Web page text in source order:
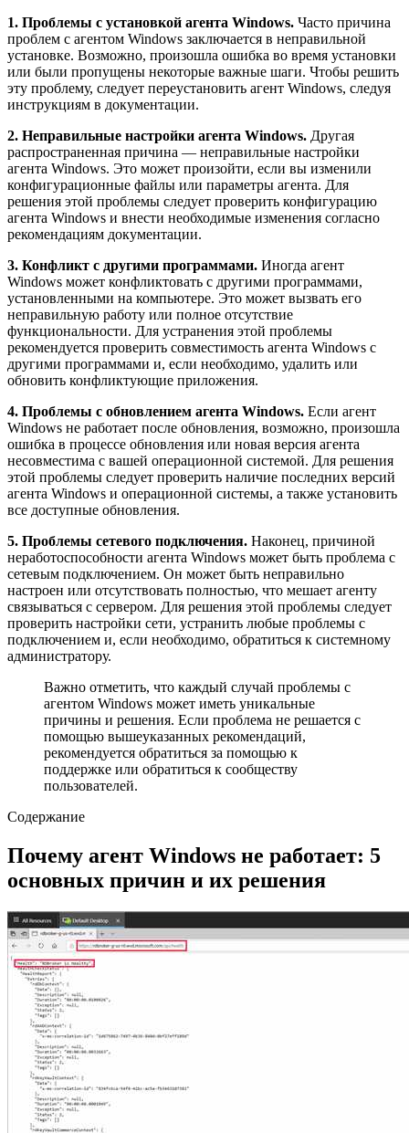
1. Проблемы с установкой агента Windows. Часто причина
проблем с агентом Windows заключается в неправильной
установке. Возможно, произошла ошибка во время установки
или были пропущены некоторые важные шаги. Чтобы решить
эту проблему, следует переустановить агент Windows, следуя
инструкциям в документации.
2. Неправильные настройки агента Windows. Другая
распространенная причина — неправильные настройки
агента Windows. Это может произойти, если вы изменили
конфигурационные файлы или параметры агента. Для
решения этой проблемы следует проверить конфигурацию
агента Windows и внести необходимые изменения согласно
рекомендациям документации.
3. Конфликт с другими программами. Иногда агент
Windows может конфликтовать с другими программами,
установленными на компьютере. Это может вызвать его
неправильную работу или полное отсутствие
функциональности. Для устранения этой проблемы
рекомендуется проверить совместимость агента Windows с
другими программами и, если необходимо, удалить или
обновить конфликтующие приложения.
4. Проблемы с обновлением агента Windows. Если агент
Windows не работает после обновления, возможно, произошла
ошибка в процессе обновления или новая версия агента
несовместима с вашей операционной системой. Для решения
этой проблемы следует проверить наличие последних версий
агента Windows и операционной системы, а также установить
все доступные обновления.
5. Проблемы сетевого подключения. Наконец, причиной
неработоспособности агента Windows может быть проблема с
сетевым подключением. Он может быть неправильно
настроен или отсутствовать полностью, что мешает агенту
связываться с сервером. Для решения этой проблемы следует
проверить настройки сети, устранить любые проблемы с
подключением и, если необходимо, обратиться к системному
администратору.
Важно отметить, что каждый случай проблемы с
агентом Windows может иметь уникальные
причины и решения. Если проблема не решается с
помощью вышеуказанных рекомендаций,
рекомендуется обратиться за помощью к
поддержке или обратиться к сообществу
пользователей.
Содержание
Почему агент Windows не работает: 5
основных причин и их решения